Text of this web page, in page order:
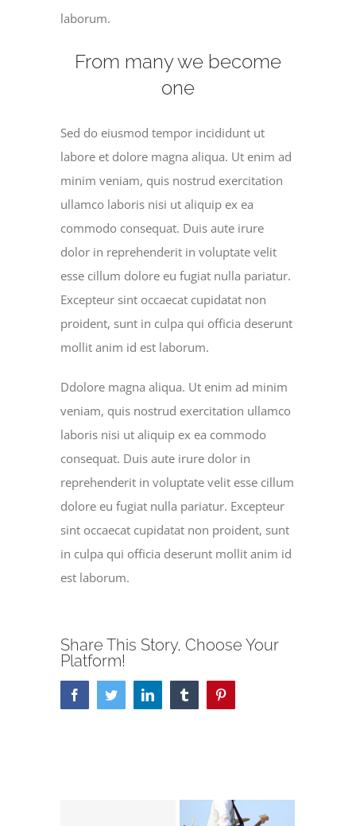
laborum.
From many we become
one
Sed do eiusmod tempor incididunt ut
labore et dolore magna aliqua. Ut enim ad
minim veniam, quis nostrud exercitation
ullamco laboris nisi ut aliquip ex ea
commodo consequat. Duis aute irure
dolor in reprehenderit in voluptate velit
esse cillum dolore eu fugiat nulla pariatur.
Excepteur sint occaecat cupidatat non
proident, sunt in culpa qui officia deserunt
mollit anim id est laborum.
Ddolore magna aliqua. Ut enim ad minim
veniam, quis nostrud exercitation ullamco
laboris nisi ut aliquip ex ea commodo
consequat. Duis aute irure dolor in
reprehenderit in voluptate velit esse cillum
dolore eu fugiat nulla pariatur. Excepteur
sint occaecat cupidatat non proident, sunt
in culpa qui officia deserunt mollit anim id
est laborum.
Share This Story, Choose Your
Platform!
FacebookTwitterLinkedIn Tumblr